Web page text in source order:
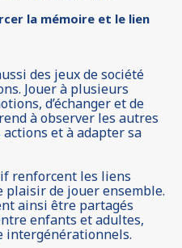
la mémoire et le lien
des jeux de société
Jouer à plusieurs
d’échanger et de
à observer les autres
et à adapter sa
renforcent les liens
de jouer ensemble.
ainsi être partagés
enfants et adultes,
intergénérationnels.